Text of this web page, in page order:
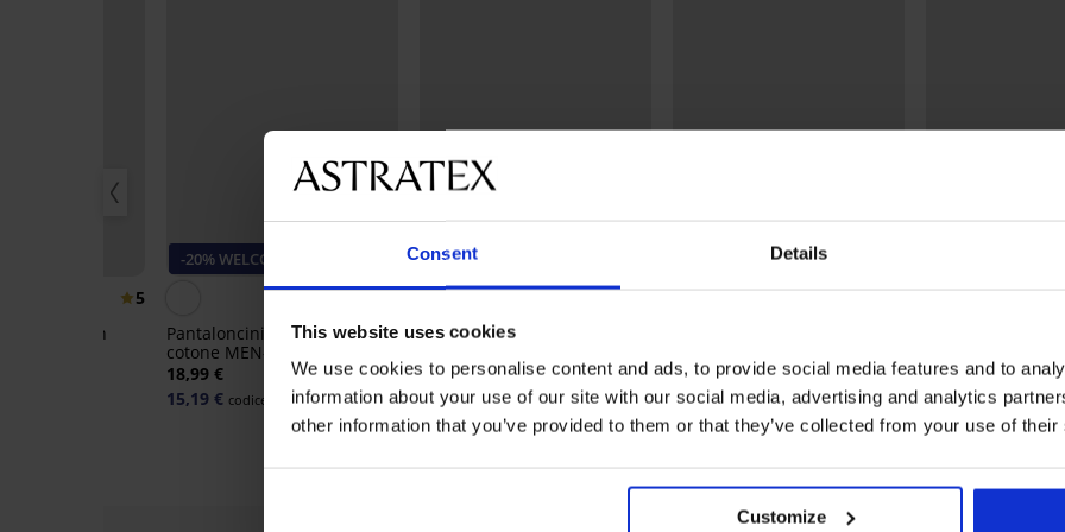
Consent Details
This website uses cookies
We use cookies to personalise content and ads, to provide social media features and to
information about your use of our site with our social media, advertising and analytics
other information that you’ve provided to them or that they’ve collected from your use of
Customize
5
pigiama in
-20% WELCOME20
Pantaloncini del pigiama in
cotone MEN-A John
18,99 €
15,19 € codice: WELCOME20
Sconto -50%
4,9
3 PACK slip MEN-A
10,49 € 20,99 €
-20% WELCOME20
4,9
3PACK calzini in bambù
MEN-A lunghi
10,99 €
8,79 € codice: WELCOME20
Svendita
8,10 €26,99 €